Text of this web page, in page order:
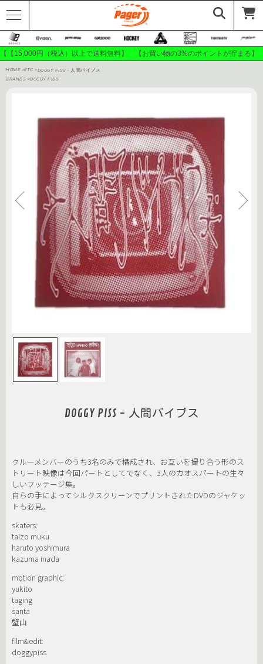
【【15,000円（税込）以上で送料無料】 【お買い物の3%のポイントが貯ま
HOME >ETC >DOGGY PISS - 人間バイブス
BRANDS >DOGGY-PISS
DOGGY PISS - 人間バイブス
クルーメンバーのうち3名のみで構成され、お互いを撮り合う形のス
トリート映像は今回パートとしてでなく、3人のカオスパートの生々
しいフッテージ集。
自らの手によってシルクスクリーンでプリントされたDVDのジャケッ
トも必見。
skaters:
taizo muku
haruto yoshimura
kazuma inada
motion graphic:
yukito
taging
santa
蟹山
film&edit:
doggypiss